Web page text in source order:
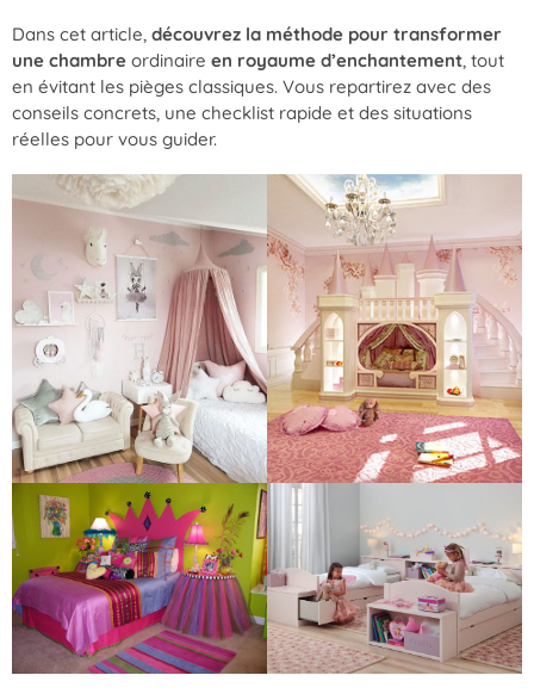
Dans cet article, découvrez la méthode pour transformer
une chambre ordinaire en royaume d’enchantement, tout
en évitant les pièges classiques. Vous repartirez avec des
conseils concrets, une checklist rapide et des situations
réelles pour vous guider.